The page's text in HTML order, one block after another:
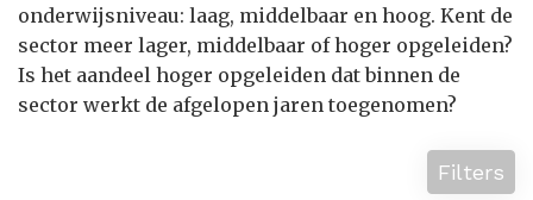
onderwijsniveau: laag, middelbaar en hoog. Kent de
sector meer lager, middelbaar of hoger opgeleiden?
Is het aandeel hoger opgeleiden dat binnen de
sector werkt de afgelopen jaren toegenomen?
Filters